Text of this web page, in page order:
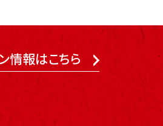
情報はこちら